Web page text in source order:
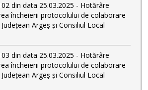
din data 25.03.2025 - Hotărâre
încheierii protocolului de colaborare
Argeș și Consiliul Local
din data 25.03.2025 - Hotărâre
încheierii protocolului de colaborare
Argeș și Consiliul Local